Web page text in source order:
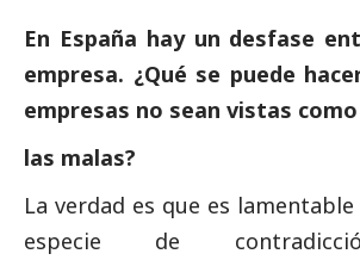
En España hay un desfase
empresa. ¿Qué se puede
empresas no sean vistas como
las malas?
La verdad es que es
especie de